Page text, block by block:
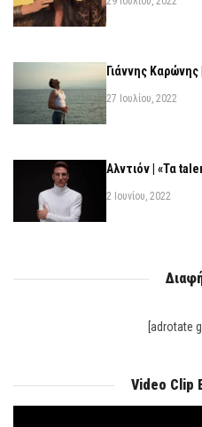
Γιάννης
27 Ιουλίου, 2022
Αλντιόν | «Τα
2 Ιουνίου, 2022
[adrotate
Video Clip